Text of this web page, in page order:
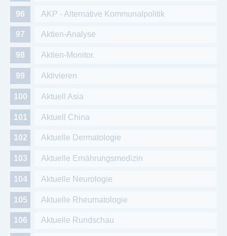
AKP - Alternative Kommunalpolitik
Aktien-Analyse
Aktien-Monitor.
Aktivieren
Aktuell Asia
Aktuell China
Aktuelle Dermatologie
Aktuelle Ernährungsmedizin
Aktuelle Neurologie
Aktuelle Rheumatologie
Aktuelle Rundschau